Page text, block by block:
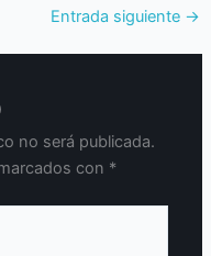
Entrada siguiente →
no será publicada.
con *